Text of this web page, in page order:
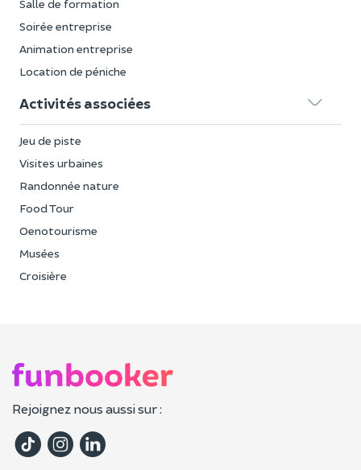
Salle de formation
Soirée entreprise
Animation entreprise
Location de péniche
Activités associées
Jeu de piste
Visites urbaines
Randonnée nature
Food Tour
Oenotourisme
Musées
Croisière
Rejoignez nous aussi sur :